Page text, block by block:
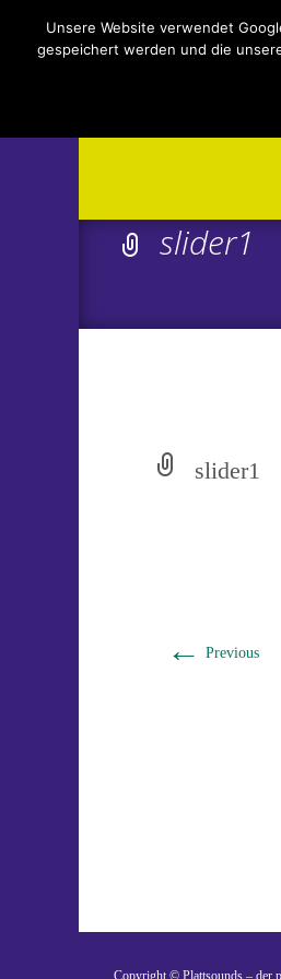
slider1
slider1
← Previous
Copyright © Plattsounds – der
Unsere Website verwendet
gespeichert werden und die